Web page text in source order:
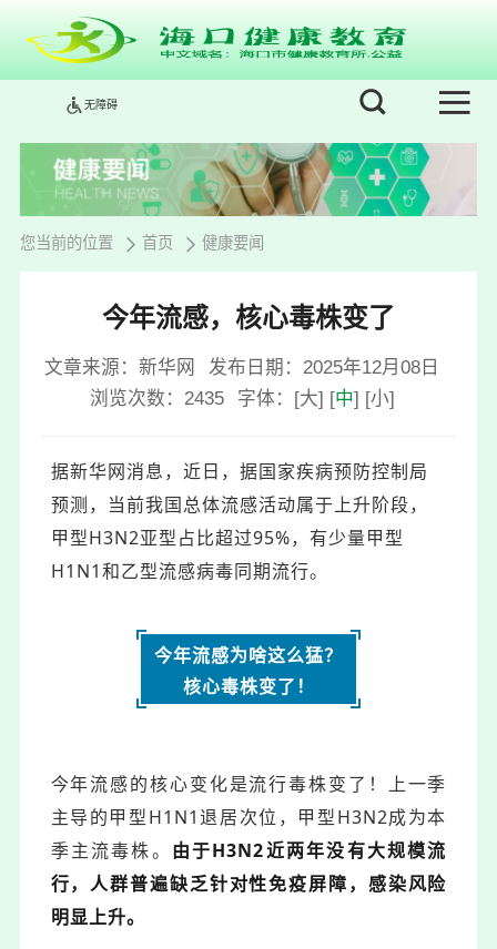
无障碍
您当前的位置 首页 健康要闻
今年流感，核心毒株变了
文章来源：新华网
发布日期：2025年12月08日
浏览次数： 2435 字体： [大] [中] [小]
据新华网消息，近日，据国家疾病预防控制局
预测，当前我国总体流感活动属于上升阶段，
甲型H3N2亚型占比超过95%，有少量甲型
H1N1和乙型流感病毒同期流行。
今年流感为啥这么猛？
核心毒株变了！
今年流感的核心变化是流行毒株变了！上一季
主导的甲型H1N1退居次位，甲型H3N2成为本
季主流毒株。 由于H3N2近两年没有大规模流
行，人群普遍缺乏针对性免疫屏障，感染风险
明显上升。